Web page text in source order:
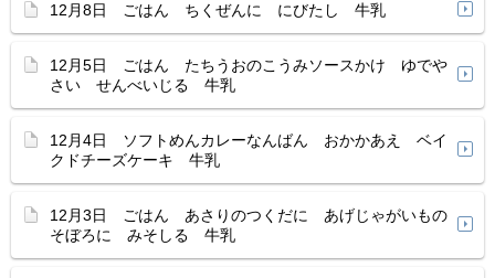
12月8日 ごはん ちくぜんに にびたし 牛乳
12月5日 ごはん たちうおのこうみソースかけ ゆでや
さい せんべいじる 牛乳
12月4日 ソフトめんカレーなんばん おかかあえ ベイ
クドチーズケーキ 牛乳
12月3日 ごはん あさりのつくだに あげじゃがいもの
そぼろに みそしる 牛乳